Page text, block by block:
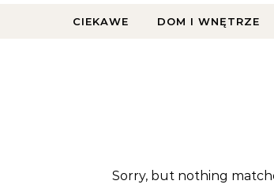
CIEKAWE DOM I WNĘTRZE
Sorry, but nothing